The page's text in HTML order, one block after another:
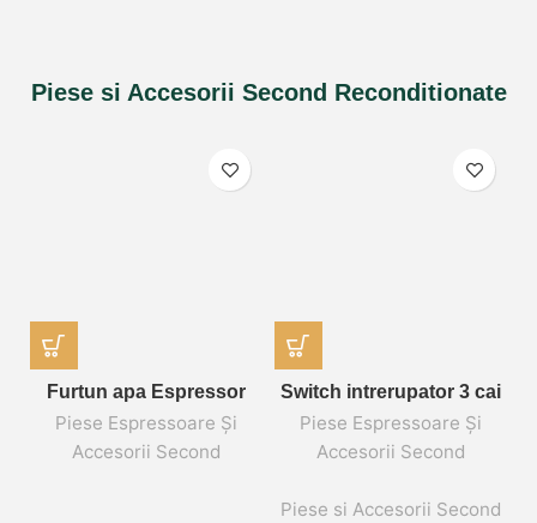
Piese si Accesorii Second Reconditionate
Furtun apa Espressor
Piese Espressoare Și
Accesorii Second
Switch intrerupator 3 cai
Piese Espressoare Și
Accesorii Second
Piese si Accesorii Second